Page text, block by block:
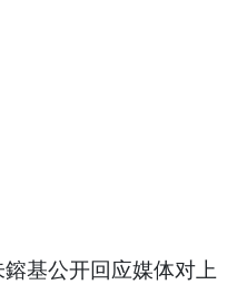
基公开回应媒体对上